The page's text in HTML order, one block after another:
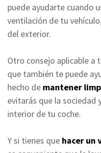
puede ayudarte cuando
ventilación de tu
del exterior.
Otro consejo aplicable a
que también te puede
hecho de mantener
evitarás que la sociedad
interior de tu coche.
Y si tienes que hacer un